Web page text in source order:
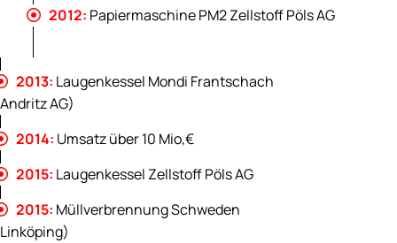
 2012: Papiermaschine PM2 Zellstoff Pöls AG
2013: Laugenkessel Mondi Frantschach
AG)
2014: Umsatz über 10 Mio,€
2015: Laugenkessel Zellstoff Pöls AG
2015: Müllverbrennung Schweden